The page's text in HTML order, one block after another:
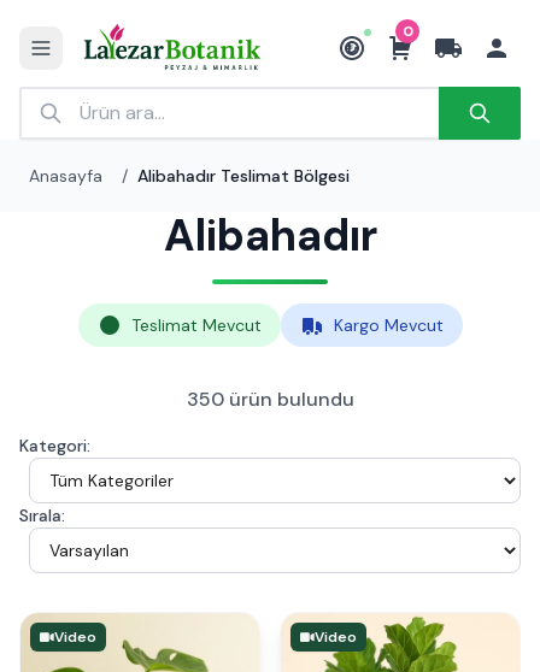
₺
0
Anasayfa / Alibahadır Teslimat Bölgesi
Alibahadır
Teslimat Mevcut Kargo Mevcut
350 ürün bulundu
Kategori:
Sırala:
Video Video